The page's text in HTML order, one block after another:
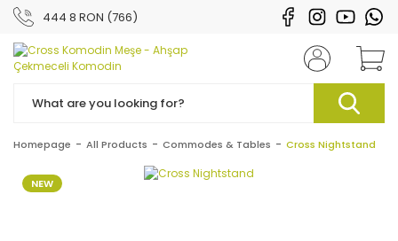
444 8 RON (766)
Homepage All Products Commodes & Tables Cross Nightstand
NEW